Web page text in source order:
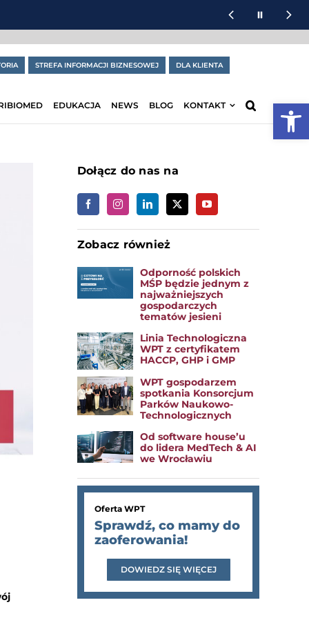
STREFA INFORMACJI BIZNESOWEJ DLA KLIENTA
EDUKACJA NEWS BLOG KONTAKT
Dołącz do nas na
Zobacz również
Odporność polskich
MŚP będzie jednym z
najważniejszych
gospodarczych
tematów jesieni
Linia Technologiczna
WPT z certyfikatem
HACCP, GHP i GMP
WPT gospodarzem
spotkania Konsorcjum
Parków Naukowo-
Technologicznych
Od software house’u
do lidera MedTech & AI
we Wrocławiu
Oferta WPT
Sprawdź, co mamy do
zaoferowania!
DOWIEDZ SIĘ WIĘCEJ